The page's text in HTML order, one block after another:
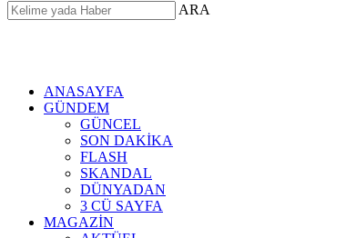
ARA
ANASAYFA
GÜNDEM
GÜNCEL
SON DAKİKA
FLASH
SKANDAL
DÜNYADAN
3 CÜ SAYFA
MAGAZİN